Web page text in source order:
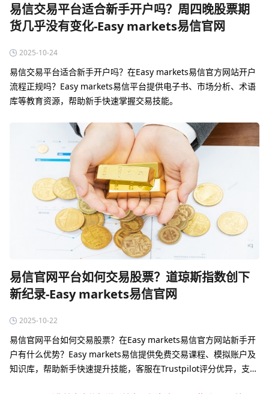
易信交易平台适合新手开户吗？周四晚股票期
货几乎没有变化-Easy markets易信官网
2025-10-24
易信交易平台适合新手开户吗？在Easy markets易信官方网站开户
流程正规吗？‌Easy markets易信平台提供电子书、市场分析、术语
库等教育资源，帮助新手快速掌握交易技能‌。
易信官网平台如何交易股票？道琼斯指数创下
新纪录-Easy markets易信官网
2025-10-22
易信官网平台如何交易股票？在Easy markets易信官方网站新手开
户有什么优势？‌Easy markets易信提供免费交易课程、模拟账户及
知识库，帮助新手快速提升技能‌，客服在Trustpilot评分优异，支持